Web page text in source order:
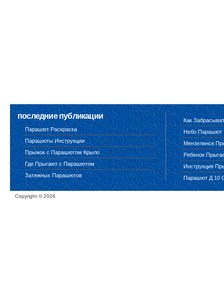
последние публикации
Парашют Раскраска
Парашюты Инструкции
Прыжок с Парашютом Крыло
Где Прыгают с Парашютом
Затяжных Парашютов
Как
Небо Парашют
Мензелинск
Ребенок
Инструкция
Парашют Д 10
Copyright ©2026